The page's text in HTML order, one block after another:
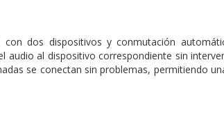
dos dispositivos y conmutación
al dispositivo correspondiente sin
se conectan sin problemas, permitiendo